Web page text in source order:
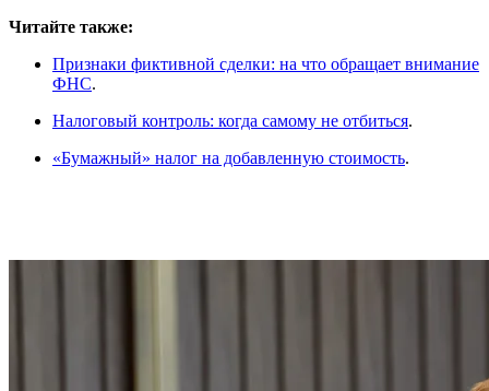
Читайте также:
Признаки фиктивной сделки: на что обращает внимание
ФНС.
Налоговый контроль: когда самому не отбиться.
«Бумажный» налог на добавленную стоимость.